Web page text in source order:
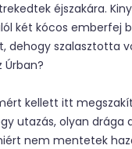
éjszakára.
két kócos emberfej
dehogy szalasztotta
kellett itt
utazás, olyan drága
nem mentetek